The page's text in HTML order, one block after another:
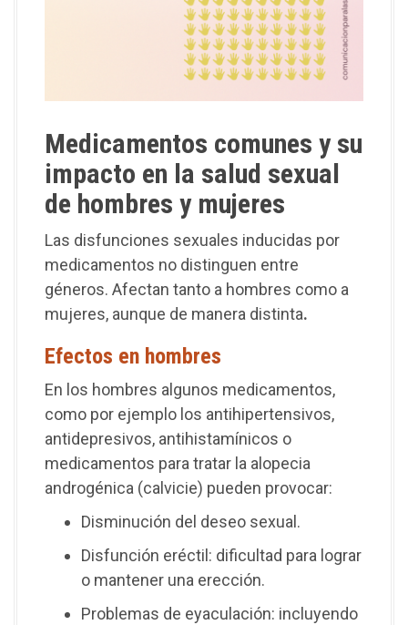
Medicamentos comunes y su
impacto en la salud sexual
de hombres y mujeres
Las disfunciones sexuales inducidas por
medicamentos no distinguen entre
géneros. Afectan tanto a hombres como a
mujeres, aunque de manera distinta.
Efectos en hombres
En los hombres algunos medicamentos,
como por ejemplo los antihipertensivos,
antidepresivos, antihistamínicos o
medicamentos para tratar la alopecia
androgénica (calvicie) pueden provocar:
Disminución del deseo sexual.
Disfunción eréctil: dificultad para lograr
o mantener una erección.
Problemas de eyaculación: incluyendo